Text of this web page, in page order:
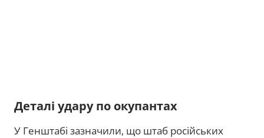
Деталі удару по окупантах
У Генштабі зазначили, що штаб російських